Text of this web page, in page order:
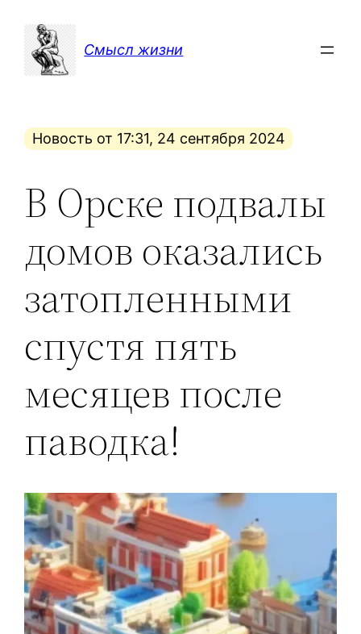
содержимому
Смысл жизни
Новость от 17:31, 24 сентября 2024
В Орске подвалы
домов оказались
затопленными
спустя пять
месяцев после
паводка!